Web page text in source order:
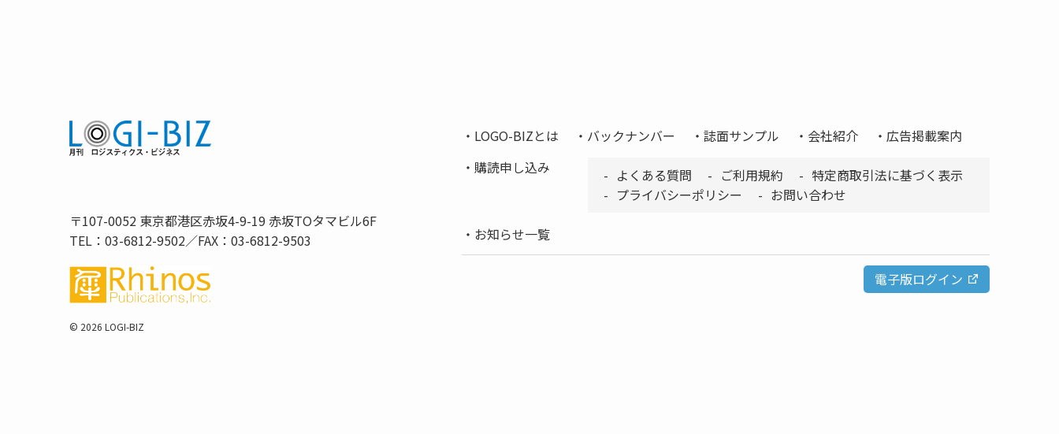
〒107-0052 東京都港区赤坂4-9-19 赤坂TOタマビル6F
TEL：03-6812-9502／FAX：03-6812-9503
© 2026 LOGI-BIZ
LOGO-BIZとは バックナンバー 誌面サンプル 会社紹介
広告掲載案内
購読申し込み
よくある質問 ご利用規約
特定商取引法に基づく表示
プライバシーポリシー
お問い合わせ
お知らせ一覧
電子版ログイン